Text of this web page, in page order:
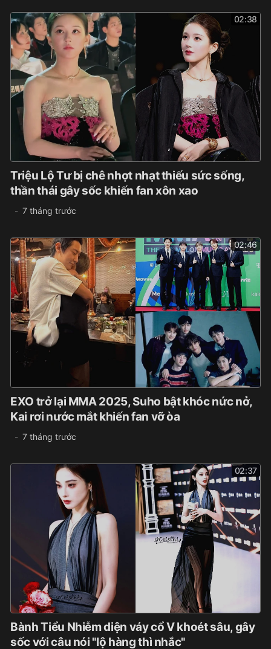
02:38
Triệu Lộ Tư bị chê nhợt nhạt thiếu sức sống,
thần thái gây sốc khiến fan xôn xao
7 tháng trước
02:46
EXO trở lại MMA 2025, Suho bật khóc nức nở,
Kai rơi nước mắt khiến fan vỡ òa
7 tháng trước
02:37
Bành Tiểu Nhiễm diện váy cổ V khoét sâu, gây
sốc với câu nói "lộ hàng thì nhắc"